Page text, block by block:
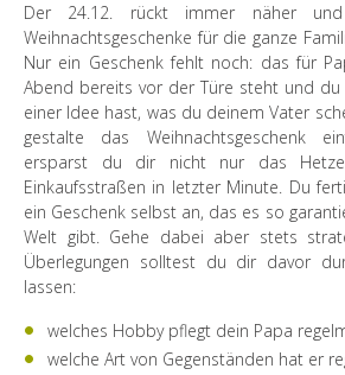
Der 24.12. rückt immer näher
Weihnachtsgeschenke für die ganze
Nur ein Geschenk fehlt noch: das für
Abend bereits vor der Türe steht und
einer Idee hast, was du deinem Vater
gestalte das Weihnachtsgeschenk
ersparst du dir nicht nur das
Einkaufsstraßen in letzter Minute. Du
ein Geschenk selbst an, das es so
Welt gibt. Gehe dabei aber stets
Überlegungen solltest du dir davor
lassen:
welches Hobby pflegt dein Papa
welche Art von Gegenständen hat er